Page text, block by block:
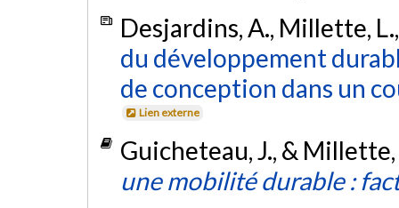
Desjardins, A., Millette,
du développement
de conception dans un
Lien externe
Guicheteau, J., &
une mobilité durable :